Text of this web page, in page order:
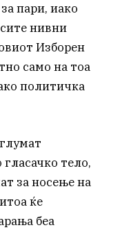
пари, иако
нивни
Изборен
само на тоа
политичка
тело,
за носење на
ќе
беа